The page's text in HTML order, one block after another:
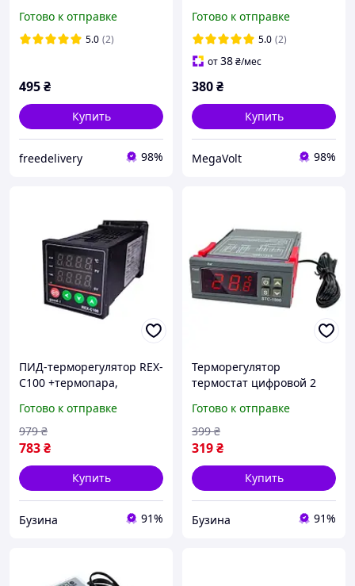
Готово к отправке
5.0 (2)
495₴
Купить
freedelivery 98%
Готово к отправке
5.0 (2)
от38₴/мес
380₴
Купить
MegaVolt 98%
ПИД-терморегулятор REX-
C100 +термопара,
Готово к отправке
783₴
979 ₴
Купить
Бузина 91%
Терморегулятор
термостат цифровой 2
STC-1000 buzyna
Готово к отправке
319₴
399 ₴
Купить
Бузина 91%